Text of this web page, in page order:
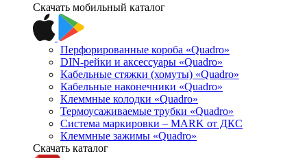
Скачать мобильный каталог
Перфорированные короба «Quadro»
DIN-рейки и аксессуары «Quadro»
Кабельные стяжки (хомуты) «Quadro»
Кабельные наконечники «Quadro»
Клеммные колодки «Quadro»
Термоусаживаемые трубки «Quadro»
Система маркировки – MARK от ДКС
Клеммные зажимы «Quadro»
Скачать каталог